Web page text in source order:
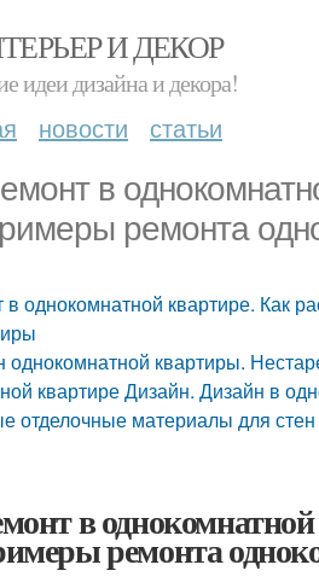
И ДЕКОР
идеи дизайна и декора!
новости статьи
в
ремонта
в однокомнатной квартире. Как
квартиры.
квартире Дизайн. Дизайн в
отделочные материалы для
в
ремонта